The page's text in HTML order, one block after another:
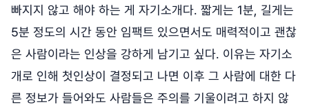
빠지지 않고 해야 하는 게 자기소개다. 짧게는 1분, 길게는
5분 정도의 시간 동안 임팩트 있으면서도 매력적이고 괜찮
은 사람이라는 인상을 강하게 남기고 싶다. 이유는 자기소
개로 인해 첫인상이 결정되고 나면 이후 그 사람에 대한 다
른 정보가 들어와도 사람들은 주의를 기울이려고 하지 않